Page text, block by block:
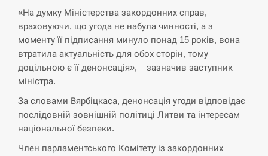
СЕРПЕНЬ
У Румунії затоплять чотири баржі для
збільшення потоку води до…
СЕРПЕНЬ
13:53
В Москве пожаловались на “кратный рост” атак
дронов Украины
СЕРПЕНЬ
«На думку Міністерства закордонних справ,
враховуючи, що угода не набула чинності, а з
моменту її підписання минуло понад 15 років, вона
втратила актуальність для обох сторін, тому
доцільною є її денонсація», – зазначив заступник
міністра.
За словами Вярбіцкаса, денонсація угоди відповідає
послідовній зовнішній політиці Литви та інтересам
національної безпеки.
Член парламентського Комітету із закордонних